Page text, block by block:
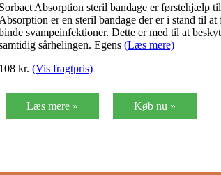
Sorbact Absorption steril bandage er førstehjælp
Absorption er en steril bandage der er i stand til
svampeinfektioner. Dette er med til at
sårhelingen. Egens (Læs mere)
108 kr. (Vis fragtpris)
Læs mere » Køb nu »